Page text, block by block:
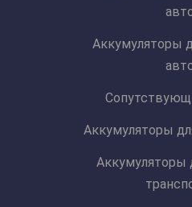
Аккумуляторы
Аккумуляторы
Аккумуляторы